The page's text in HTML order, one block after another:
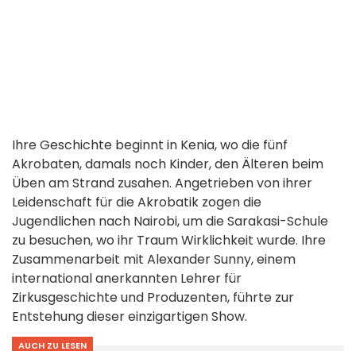
Ihre Geschichte beginnt in Kenia, wo die fünf
Akrobaten, damals noch Kinder, den Älteren beim
Üben am Strand zusahen. Angetrieben von ihrer
Leidenschaft für die Akrobatik zogen die
Jugendlichen nach Nairobi, um die Sarakasi-Schule
zu besuchen, wo ihr Traum Wirklichkeit wurde. Ihre
Zusammenarbeit mit Alexander Sunny, einem
international anerkannten Lehrer für
Zirkusgeschichte und Produzenten, führte zur
Entstehung dieser einzigartigen Show.
AUCH ZU LESEN